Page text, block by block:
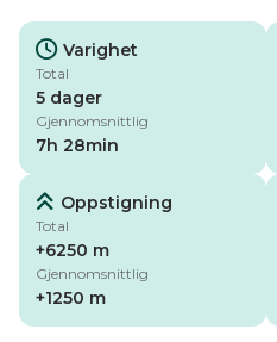
Varighet
Total
5 dager
Gjennomsnittlig
7h 28min
Oppstigning
Total
+6250 m
Gjennomsnittlig
+1250 m